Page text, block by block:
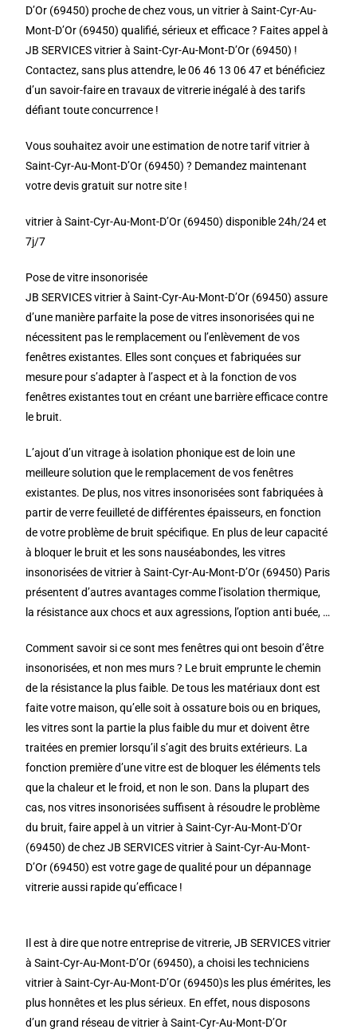
D’Or (69450) proche de chez vous, un vitrier à Saint-Cyr-Au-
Mont-D’Or (69450) qualifié, sérieux et efficace ? Faites appel à
JB SERVICES vitrier à Saint-Cyr-Au-Mont-D’Or (69450) !
Contactez, sans plus attendre, le 06 46 13 06 47 et bénéficiez
d’un savoir-faire en travaux de vitrerie inégalé à des tarifs
défiant toute concurrence !
Vous souhaitez avoir une estimation de notre tarif vitrier à
Saint-Cyr-Au-Mont-D’Or (69450) ? Demandez maintenant
votre devis gratuit sur notre site !
vitrier à Saint-Cyr-Au-Mont-D’Or (69450) disponible 24h/24 et
7j/7
Pose de vitre insonorisée
JB SERVICES vitrier à Saint-Cyr-Au-Mont-D’Or (69450) assure
d’une manière parfaite la pose de vitres insonorisées qui ne
nécessitent pas le remplacement ou l’enlèvement de vos
fenêtres existantes. Elles sont conçues et fabriquées sur
mesure pour s’adapter à l’aspect et à la fonction de vos
fenêtres existantes tout en créant une barrière efficace contre
le bruit.
L’ajout d’un vitrage à isolation phonique est de loin une
meilleure solution que le remplacement de vos fenêtres
existantes. De plus, nos vitres insonorisées sont fabriquées à
partir de verre feuilleté de différentes épaisseurs, en fonction
de votre problème de bruit spécifique. En plus de leur capacité
à bloquer le bruit et les sons nauséabondes, les vitres
insonorisées de vitrier à Saint-Cyr-Au-Mont-D’Or (69450) Paris
présentent d’autres avantages comme l’isolation thermique,
la résistance aux chocs et aux agressions, l’option anti buée, …
Comment savoir si ce sont mes fenêtres qui ont besoin d’être
insonorisées, et non mes murs ? Le bruit emprunte le chemin
de la résistance la plus faible. De tous les matériaux dont est
faite votre maison, qu’elle soit à ossature bois ou en briques,
les vitres sont la partie la plus faible du mur et doivent être
traitées en premier lorsqu’il s’agit des bruits extérieurs. La
fonction première d’une vitre est de bloquer les éléments tels
que la chaleur et le froid, et non le son. Dans la plupart des
cas, nos vitres insonorisées suffisent à résoudre le problème
du bruit, faire appel à un vitrier à Saint-Cyr-Au-Mont-D’Or
(69450) de chez JB SERVICES vitrier à Saint-Cyr-Au-Mont-
D’Or (69450) est votre gage de qualité pour un dépannage
vitrerie aussi rapide qu’efficace !
Il est à dire que notre entreprise de vitrerie, JB SERVICES vitrier
à Saint-Cyr-Au-Mont-D’Or (69450), a choisi les techniciens
vitrier à Saint-Cyr-Au-Mont-D’Or (69450)s les plus émérites, les
plus honnêtes et les plus sérieux. En effet, nous disposons
d’un grand réseau de vitrier à Saint-Cyr-Au-Mont-D’Or